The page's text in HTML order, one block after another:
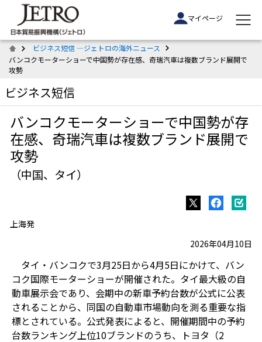
マイページ
ビジネス短信 ―ジェトロの海外ニュース
バンコクモーターショーで中国勢が存在感、奇瑞汽車は複数ブランド展開で
攻勢
ビジネス短信
バンコクモーターショーで中国勢が存
在感、奇瑞汽車は複数ブランド展開で
攻勢
（中国、タイ）
上海発
2026年04月10日
タイ・バンコクで3月25日から4月5日にかけて、バン
コク国際モーターショーが開催された。タイ最大級の自
動車展示会であり、会期中の新車予約台数が公式に公表
されることから、同国の自動車市場動向を測る重要な指
標とされている。公式発表によると、開催期間中の予約
台数ランキング上位10ブランドのうち、トヨタ（2